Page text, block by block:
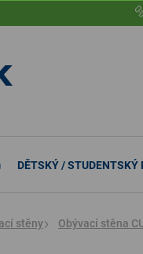
DĚTSKÝ / STUDENTSKÝ
stěny Obývací stěna